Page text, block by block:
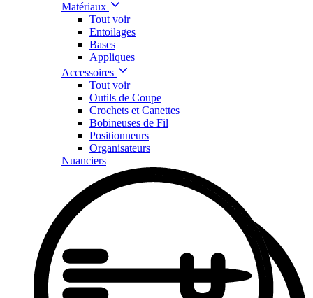
Matériaux
Tout voir
Entoilages
Bases
Appliques
Accessoires
Tout voir
Outils de Coupe
Crochets et Canettes
Bobineuses de Fil
Positionneurs
Organisateurs
Nuanciers